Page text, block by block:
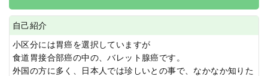
自己紹介
小区分には胃癌を選択していますが
食道胃接合部癌の中の、バレット腺癌です。
外国の方に多く、日本人では珍しいとの事で、なかなか知りた